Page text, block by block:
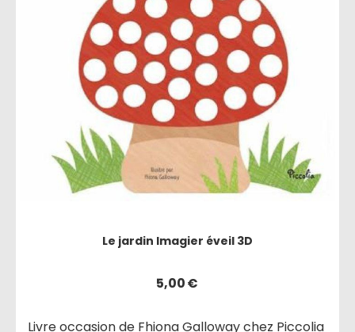
Le jardin Imagier éveil 3D
5,00€
Livre occasion de Fhiona Galloway chez Piccolia